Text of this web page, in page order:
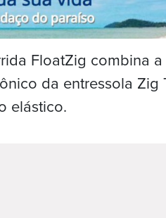
FloatZig combina
da entressola
elástico.